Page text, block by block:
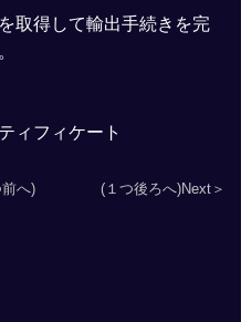
取得して輸出手続きを完
ィフィケート
へ) (１つ後ろへ)Next＞